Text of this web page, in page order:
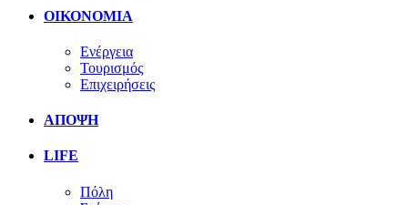
ΟΙΚΟΝΟΜΙΑ
Ενέργεια
Τουρισμός
Επιχειρήσεις
ΑΠΟΨΗ
LIFE
Πόλη